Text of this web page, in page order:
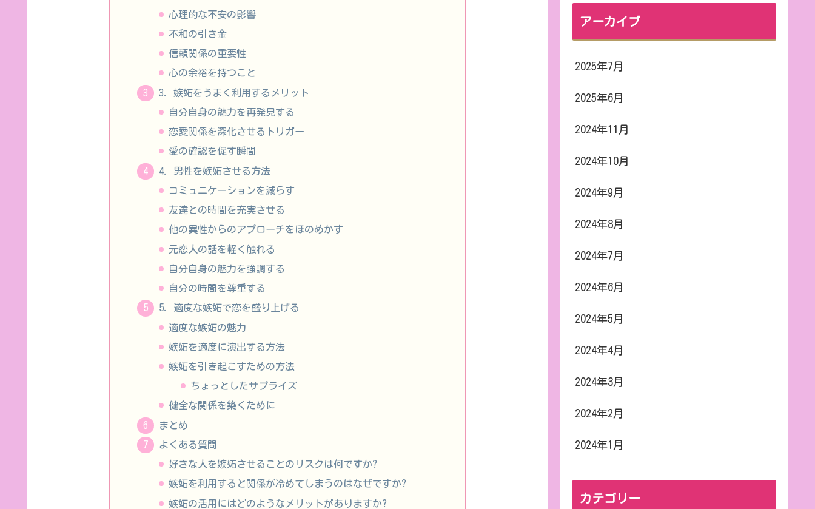
心理的な不安の影響
不和の引き金
信頼関係の重要性
心の余裕を持つこと
3. 嫉妬をうまく利用するメリット
自分自身の魅力を再発見する
恋愛関係を深化させるトリガー
愛の確認を促す瞬間
4. 男性を嫉妬させる方法
コミュニケーションを減らす
友達との時間を充実させる
他の異性からのアプローチをほのめかす
元恋人の話を軽く触れる
自分自身の魅力を強調する
自分の時間を尊重する
5. 適度な嫉妬で恋を盛り上げる
適度な嫉妬の魅力
嫉妬を適度に演出する方法
嫉妬を引き起こすための方法
ちょっとしたサプライズ
健全な関係を築くために
まとめ
よくある質問
好きな人を嫉妬させることのリスクは何ですか?
嫉妬を利用すると関係が冷めてしまうのはなぜですか?
嫉妬の活用にはどのようなメリットがありますか?
アーカイブ
2025年7月
2025年6月
2024年11月
2024年10月
2024年9月
2024年8月
2024年7月
2024年6月
2024年5月
2024年4月
2024年3月
2024年2月
2024年1月
カテゴリー